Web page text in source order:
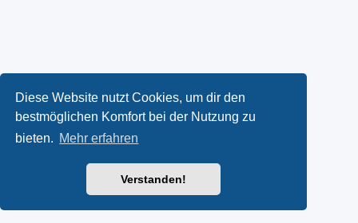
Diese Website nutzt Cookies, um dir den
bestmöglichen Komfort bei der Nutzung zu
bieten. Mehr erfahren
Verstanden!